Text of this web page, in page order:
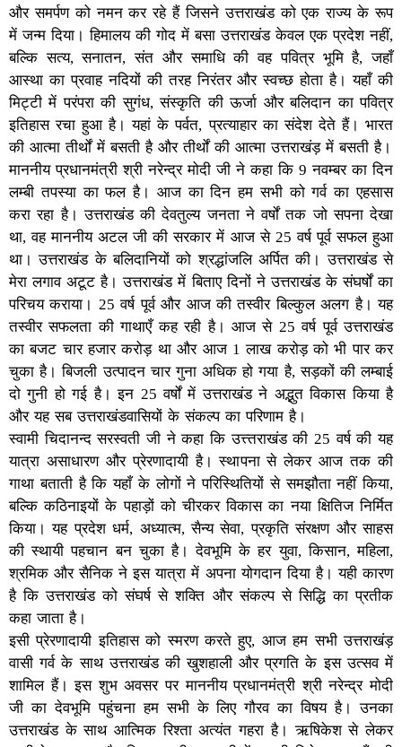
और समर्पण को नमन कर रहे हैं जिसने उत्तराखंड को एक राज्य के रूप
में जन्म दिया। हिमालय की गोद में बसा उत्तराखंड केवल एक प्रदेश नहीं,
बल्कि सत्य, सनातन, संत और समाधि की वह पवित्र भूमि है, जहाँ
आस्था का प्रवाह नदियों की तरह निरंतर और स्वच्छ होता है। यहाँ की
मिट्टी में परंपरा की सुगंध, संस्कृति की ऊर्जा और बलिदान का पवित्र
इतिहास रचा हुआ है। यहां के पर्वत, प्रत्याहार का संदेश देते हैं। भारत
की आत्मा तीर्थों में बसती है और तीर्थों की आत्मा उत्तराखंड़ में बसती है।
माननीय प्रधानमंत्री श्री नरेन्द्र मोदी जी ने कहा कि 9 नवम्बर का दिन
लम्बी तपस्या का फल है। आज का दिन हम सभी को गर्व का एहसास
करा रहा है। उत्तराखंड की देवतुल्य जनता ने वर्षों तक जो सपना देखा
था, वह माननीय अटल जी की सरकार में आज से 25 वर्ष पूर्व सफल हुआ
था। उत्तराखंड के बलिदानियों को श्रद्धांजलि अर्पित की। उत्तराखंड से
मेरा लगाव अटूट है। उत्तराखंड में बिताए दिनों ने उत्तराखंड के संघर्षों का
परिचय कराया। 25 वर्ष पूर्व और आज की तस्वीर बिल्कुल अलग है। यह
तस्वीर सफलता की गाथाएँ कह रही है। आज से 25 वर्ष पूर्व उत्तराखंड
का बजट चार हजार करोड़ था और आज 1 लाख करोड़ को भी पार कर
चुका है। बिजली उत्पादन चार गुना अधिक हो गया है, सड़कों की लम्बाई
दो गुनी हो गई है। इन 25 वर्षों में उत्तराखंड ने अद्भुत विकास किया है
और यह सब उत्तराखंडवासियों के संकल्प का परिणाम है।
स्वामी चिदानन्द सरस्वती जी ने कहा कि उत्त्तराखंड की 25 वर्ष की यह
यात्रा असाधारण और प्रेरणादायी है। स्थापना से लेकर आज तक की
गाथा बताती है कि यहाँ के लोगों ने परिस्थितियों से समझौता नहीं किया,
बल्कि कठिनाइयों के पहाड़ों को चीरकर विकास का नया क्षितिज निर्मित
किया। यह प्रदेश धर्म, अध्यात्म, सैन्य सेवा, प्रकृति संरक्षण और साहस
की स्थायी पहचान बन चुका है। देवभूमि के हर युवा, किसान, महिला,
श्रमिक और सैनिक ने इस यात्रा में अपना योगदान दिया है। यही कारण
है कि उत्तराखंड को संघर्ष से शक्ति और संकल्प से सिद्धि का प्रतीक
कहा जाता है।
इसी प्रेरणादायी इतिहास को स्मरण करते हुए, आज हम सभी उत्तराखंड़
वासी गर्व के साथ उत्तराखंड की खुशहाली और प्रगति के इस उत्सव में
शामिल हैं। इस शुभ अवसर पर माननीय प्रधानमंत्री श्री नरेन्द्र मोदी
जी का देवभूमि पहुंचना हम सभी के लिए गौरव का विषय है। उनका
उत्तराखंड के साथ आत्मिक रिश्ता अत्यंत गहरा है। ऋषिकेश से लेकर